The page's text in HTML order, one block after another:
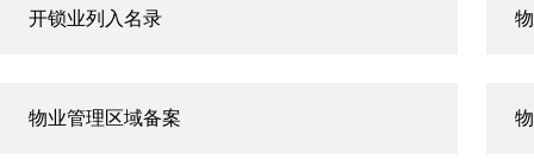
开锁业列入名录
物业管理区域备案